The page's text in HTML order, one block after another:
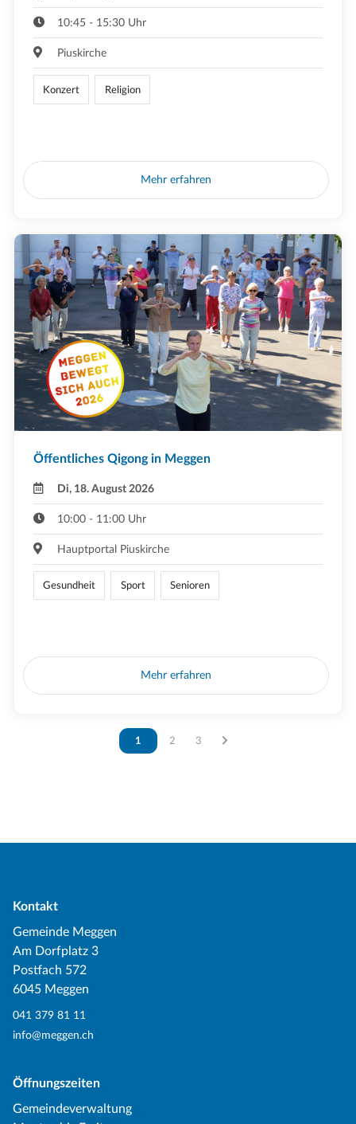
10:45 - 15:30 Uhr
Piuskirche
Konzert Religion
Mehr erfahren
Öffentliches Qigong in Meggen
Di, 18. August 2026
10:00 - 11:00 Uhr
Hauptportal Piuskirche
Gesundheit Sport Senioren
Mehr erfahren
Vous êtes sur la page
1 Vous êtes sur la page
2 Vous êtes sur la page
3
Kontakt
Gemeinde Meggen
Am Dorfplatz 3
Postfach 572
6045 Meggen
041 379 81 11
info@meggen.ch
Öffnungszeiten
Gemeindeverwaltung